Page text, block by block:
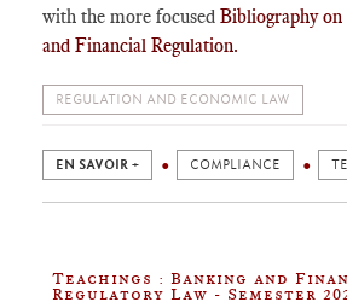
with the more focused Bibliography
and Financial Regulation.
REGULATION AND ECONOMIC LAW
EN SAVOIR + COMPLIANCE
Teachings : Banking and
Regulatory Law - Semester